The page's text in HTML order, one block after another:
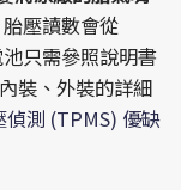
壓讀數會從
只需參照說明書
裝、外裝的詳細
測 (TPMS) 優缺